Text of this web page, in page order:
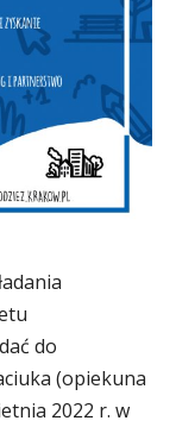
do
(opiekuna
2022 r. w